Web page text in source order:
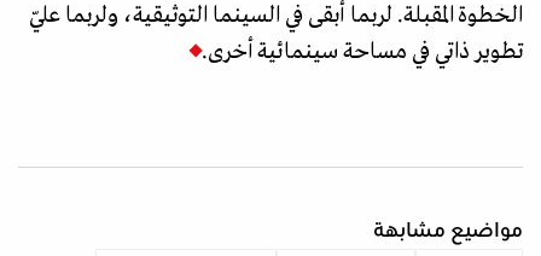
الخطوة المقبلة. لربما أبقى في السينما التوثيقية، ولربما عليّ
تطوير ذاتي في مساحة سينمائية أخرى.
مواضيع مشابهة